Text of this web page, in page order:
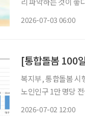
2026-07-03 06:00
[통합돌봄 100
복지부, 통합돌봄 시
노인인구 1만 명당 전국 평균 41.0
2026-07-02 12:00